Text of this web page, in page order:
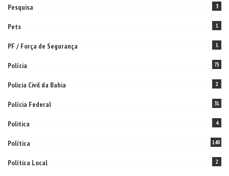
Pesquisa 3
Pets 1
PF / Força de Segurança 1
Polícia 75
Policia Civil da Bahia 2
Polícia Federal 31
Politica 4
Política 140
Política Local 2